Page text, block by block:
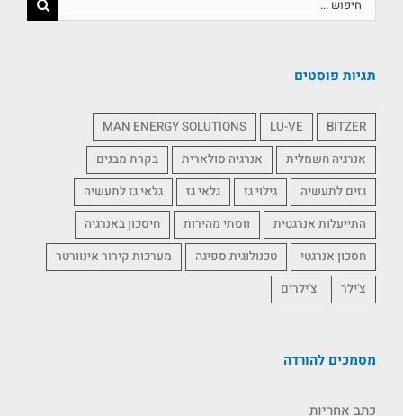
תגיות פוסטים
BITZER
LU-VE
MAN ENERGY SOLUTIONS
אנרגיה חשמלית
אנרגיה סולארית
בקרת מבנים
גזים לתעשיה
גילוי גז גלאי גז
גלאי גז לתעשיה
התייעלות אנרגטית
ווסתי מהירות
חיסכון באנרגיה
חסכון אנרגטי
טכנולוגית ספיגה
מערכות קירור אינוורטר
צ'ילר
צ'ילרים
מסמכים להורדה
כתב אחריות